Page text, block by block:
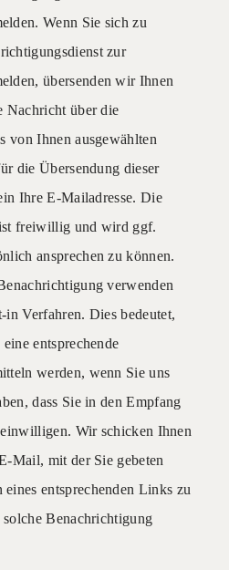
Wenn Sie sich zu
zur
übersenden wir Ihnen
Nachricht über die
von Ihnen ausgewählten
die Übersendung dieser
Ihre E-Mailadresse. Die
freiwillig und wird ggf.
ansprechen zu können.
verwenden
Verfahren. Dies bedeutet,
entsprechende
werden, wenn Sie uns
dass Sie in den Empfang
Wir schicken Ihnen
Mail, mit der Sie gebeten
entsprechenden Links zu
solche Benachrichtigung